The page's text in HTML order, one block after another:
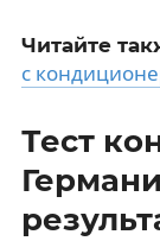
Читайте
с
Тест